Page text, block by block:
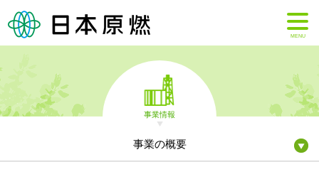
MENU
事業情報
事業の概要